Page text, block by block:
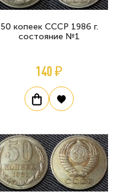
50 копеек СССР 1986 г.
состояние №1
140 ₽